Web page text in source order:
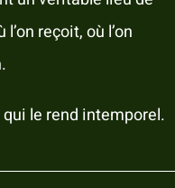
reçoit, où l’on
le rend intemporel.